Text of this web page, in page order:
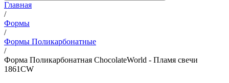
Главная
/
Формы
/
Формы Поликарбонатные
/
Форма Поликарбонатная ChocolateWorld - Пламя свечи
1861CW